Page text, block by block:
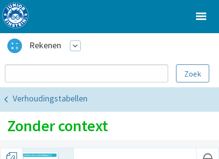
Rekenen
Verhoudingstabellen
Zonder context